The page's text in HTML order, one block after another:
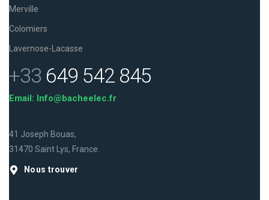
Merville
Colomiers
Lavernose-Lacasse
+33 649 542 845
Email: Info@bacheelec.fr
41 Joseph Bouas,
31470 Saint Lys, France.
Nous trouver